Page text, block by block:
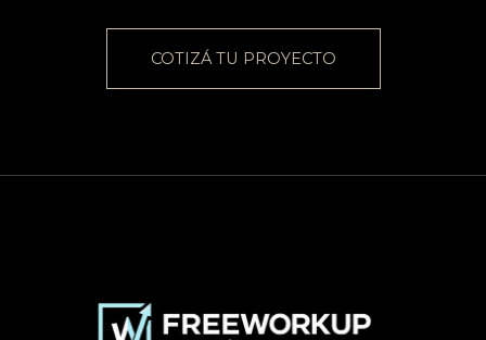
COTIZÁ TU PROYECTO